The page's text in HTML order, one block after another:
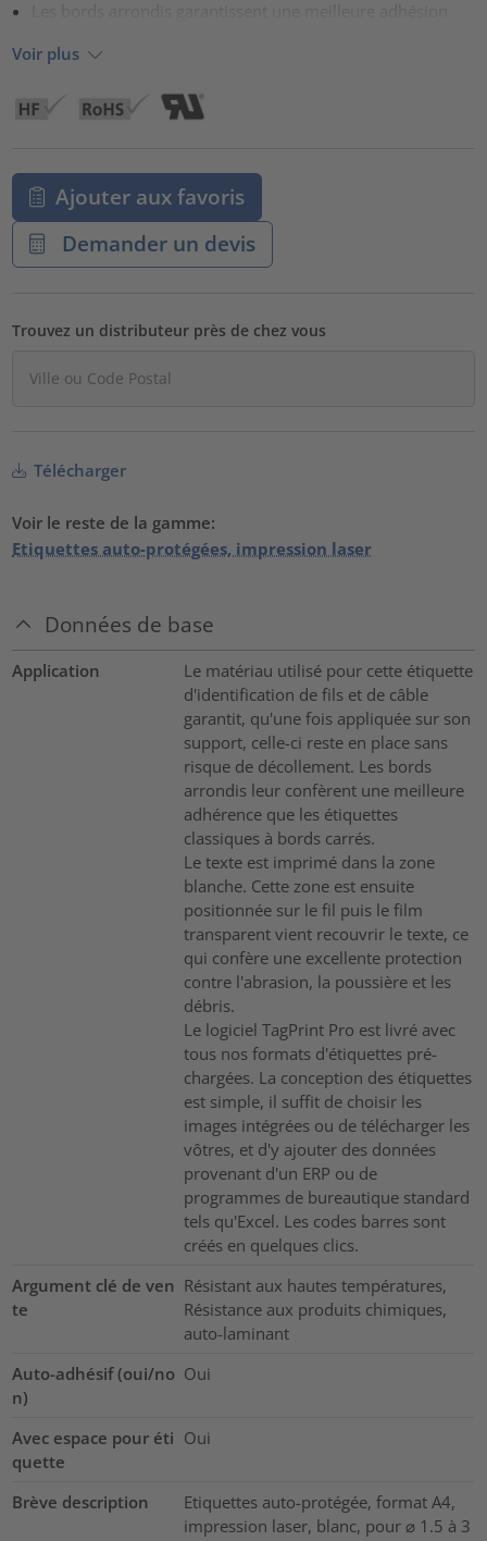
Voir plus
Ajouter aux favoris
Demander un devis
Trouvez un distributeur près de chez vous
Télécharger
Voir le reste de la gamme:
Etiquettes auto-protégées, impression laser
Données de base
Application
Le matériau utilisé pour cette étiquette
d'identification de fils et de câble
garantit, qu'une fois appliquée sur son
support, celle-ci reste en place sans
risque de décollement. Les bords
arrondis leur confèrent une meilleure
adhérence que les étiquettes
classiques à bords carrés.
Le texte est imprimé dans la zone
blanche. Cette zone est ensuite
positionnée sur le fil puis le film
transparent vient recouvrir le texte, ce
qui confère une excellente protection
contre l'abrasion, la poussière et les
débris.
Le logiciel TagPrint Pro est livré avec
tous nos formats d'étiquettes pré-
chargées. La conception des étiquettes
est simple, il suffit de choisir les
images intégrées ou de télécharger les
vôtres, et d'y ajouter des données
provenant d'un ERP ou de
programmes de bureautique standard
tels qu'Excel. Les codes barres sont
créés en quelques clics.
Argument clé de ven
te
Résistant aux hautes températures,
Résistance aux produits chimiques,
auto-laminant
Auto-adhésif (oui/no
n)
Oui
Avec espace pour éti
quette
Oui
Brève description
Etiquettes auto-protégée, format A4,
impression laser, blanc, pour ⌀ 1.5 à 3